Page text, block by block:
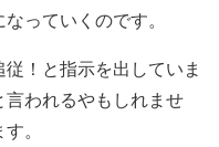
っていくのです。
！と指示を出していま
言われるやもしれませ
。